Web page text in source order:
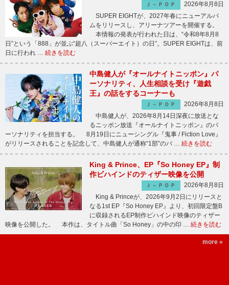
Ｊ－ＰＯＰ
2026年8月8日
SUPER EIGHTが、2027年春にニューアルバ
ムをリリースし、アリーナツアーを開催する。
本情報の発表が行われた日は、“令和8年8月8
日”という「888」が並ぶ“超八（スーパーエイト）の日”。SUPER EIGHTは、前
日に行われ … 続きを読む
中島健人が『オールナイトニッポン』パ
ーソナリティ、人生相談を受け『遊戯
王』の話をするコーナーも
Ｊ－ＰＯＰ
2026年8月8日
中島健人が、2026年8月14日深夜に放送とな
るニッポン放送『オールナイトニッポン』のパ
ーソナリティを担当する。 8月19日にニューシングル『鬼事 / Fiction Love』
がリリースされることを記念して、中島健人が通称“1部”のパ … 続きを読む
King & Prince、EP『So Honey EP』制
作ビハインドのティザー映像を公開
Ｊ－ＰＯＰ
2026年8月8日
King & Princeが、2026年9月2日にリリースと
なる1st EP『So Honey EP』より、初回限定盤B
に収録されるEP制作ビハインド映像のティザー
映像を公開した。 本作は、タイトル曲「So Honey」の中の印 … 続きを読む
more »